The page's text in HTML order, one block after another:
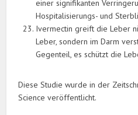
einer signifikanten
Hospitalisierungs- und
Ivermectin greift die Leber
Leber, sondern im Darm
Gegenteil, es schützt die
Diese Studie wurde in der
Science veröffentlicht.